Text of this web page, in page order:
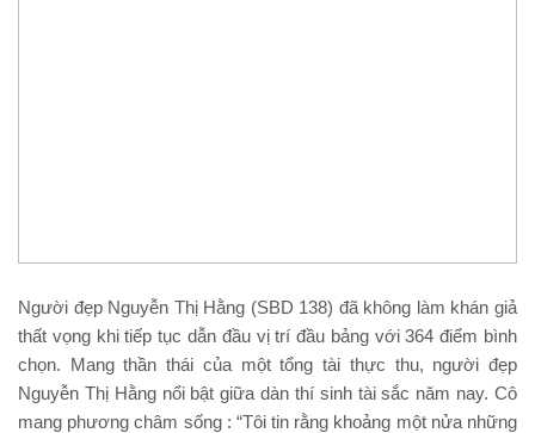
Người đẹp Nguyễn Thị Hằng (SBD 138) đã không làm khán giả
thất vọng khi tiếp tục dẫn đầu vị trí đầu bảng với 364 điểm bình
chọn. Mang thần thái của một tổng tài thực thu, người đẹp
Nguyễn Thị Hằng nổi bật giữa dàn thí sinh tài sắc năm nay. Cô
mang phương châm sống : “Tôi tin rằng khoảng một nửa những